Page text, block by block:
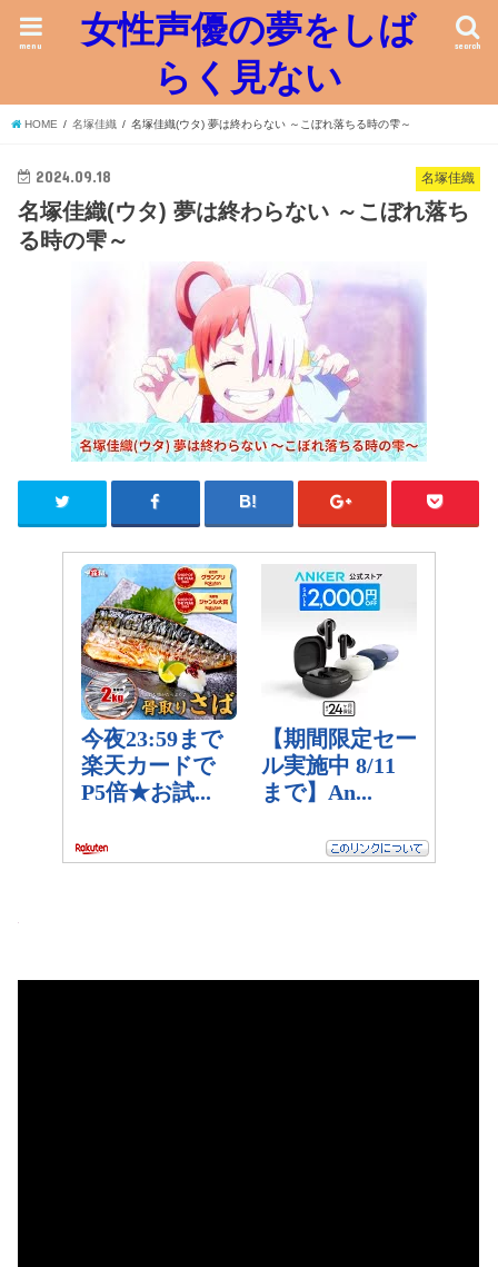
女性声優の夢をしば
らく見ない
search
menu
HOME 名塚佳織 名塚佳織(ウタ) 夢は終わらない ～こぼれ落ちる時の雫～
名塚佳織
2024.09.18
名塚佳織(ウタ) 夢は終わらない ～こぼれ落ち
る時の雫～